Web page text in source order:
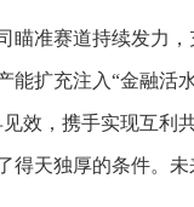
准赛道持续发力
扩充注入“金融活
效，携手实现互利共
天独厚的条件。